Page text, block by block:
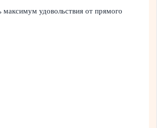
удовольствия от прямого